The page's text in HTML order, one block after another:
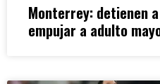
Monterrey: detienen
empujar a adulto